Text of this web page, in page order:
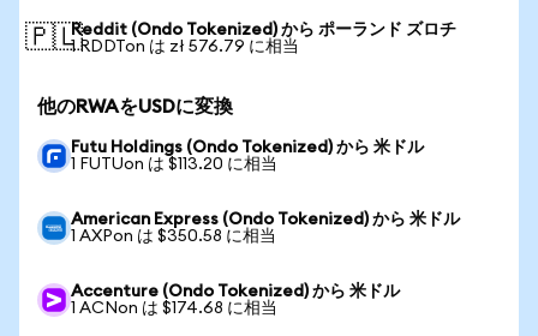
🇵🇱Reddit (Ondo Tokenized) から ポーランド ズロチ
1 RDDTon は zł 576.79 に相当
他のRWAをUSDに変換
Futu Holdings (Ondo Tokenized) から 米ドル
1 FUTUon は $113.20 に相当
American Express (Ondo Tokenized) から 米ドル
1 AXPon は $350.58 に相当
Accenture (Ondo Tokenized) から 米ドル
1 ACNon は $174.68 に相当